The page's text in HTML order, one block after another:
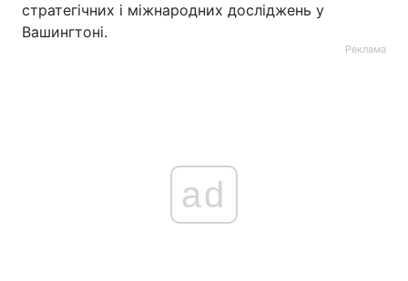
стратегічних і міжнародних досліджень у
Вашингтоні.
Реклама
ad